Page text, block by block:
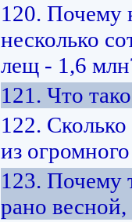
120. Почему
несколько
лещ - 1,6
121. Что
122.
из
123. Почему
рано весной,